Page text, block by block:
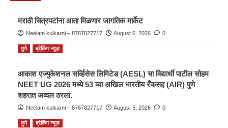
मराठी चित्रपटांना आता मिळणार जागतिक मार्केट
Neelam kulkarni – 8767827717 August 6, 2026 0
पुणे ब्रेकिंग न्यूज़
आकाश एज्युकेशनल सर्व्हिसेस लिमिटेड (AESL) चा विद्यार्थी पाटील सोहम
NEET UG 2026 मध्ये 53 व्या अखिल भारतीय रँकसह (AIR) पुणे
शहरात अव्वल ठरला.
Neelam kulkarni – 8767827717 August 5, 2026 0
पुणे ब्रेकिंग न्यूज़